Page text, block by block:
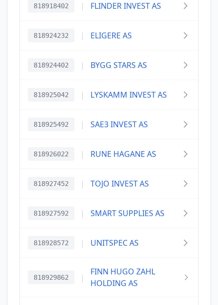
818918402 | FLINDER INVEST AS
818924232 | ELIGERE AS
818924402 | BYGG STARS AS
818925042 | LYSKAMM INVEST AS
818925492 | SAE3 INVEST AS
818926022 | RUNE HAGANE AS
818927452 | TOJO INVEST AS
818927592 | SMART SUPPLIES AS
818928572 | UNITSPEC AS
818929862 |
FINN HUGO ZAHL
HOLDING AS